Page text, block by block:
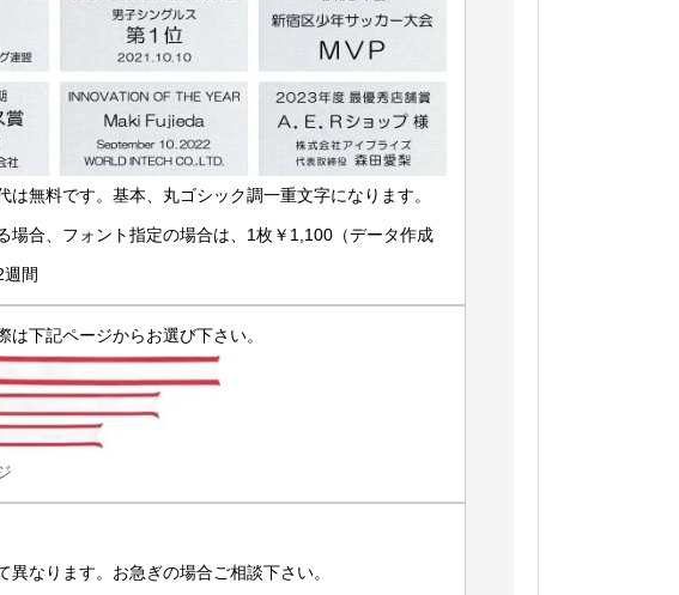
は無料です。基本、丸ゴシック調一重文字になります。
場合、フォント指定の場合は、1枚￥1,100（データ作成
間
は下記ページからお選び下さい。
異なります。お急ぎの場合ご相談下さい。